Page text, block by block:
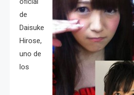
de
Daisuke
Hirose,
uno de
los